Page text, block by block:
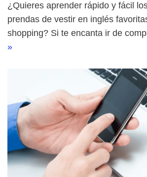
¿Quieres aprender rápido y fácil
prendas de vestir en inglés
shopping? Si te encanta ir de
»